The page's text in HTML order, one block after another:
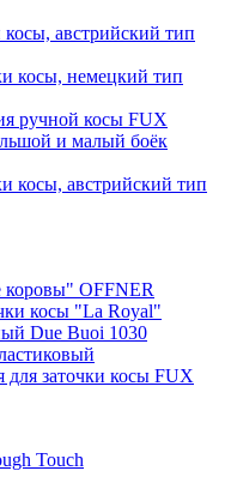
косы, австрийский тип
косы, немецкий тип
ручной косы FUX
и малый боёк
косы, австрийский тип
коровы" OFFNER
косы "La Royal"
Due Buoi 1030
для заточки косы FUX
Touch